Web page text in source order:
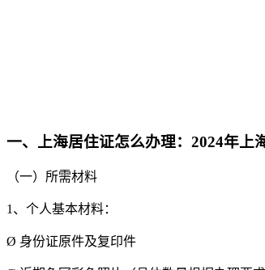
一、上海居住证怎么办理：2024年上
（一）所需材料
1、个人基本材料：
Ø 身份证原件及复印件